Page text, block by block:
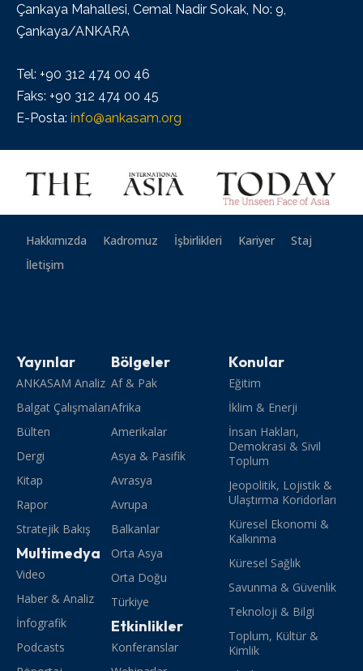
Çankaya Mahallesi, Cemal Nadir Sokak, No: 9,
Çankaya/ANKARA
Tel: +90 312 474 00 46
Faks: +90 312 474 00 45
E-Posta: info@ankasam.org
Hakkımızda Kadromuz İşbirlikleri Kariyer
Staj
İletişim
Yayınlar
ANKASAM Analiz
Balgat Çalışmaları
Bülten
Dergi
Kitap
Rapor
Stratejik Bakış
Multimedya
Video
Haber & Analiz
İnfografik
Podcasts
Bölgeler
Af & Pak
Afrika
Amerikalar
Asya & Pasifik
Avrasya
Avrupa
Balkanlar
Orta Asya
Orta Doğu
Türkiye
Etkinlikler
Konferanslar
Konular
Eğitim
İklim & Enerji
İnsan Hakları,
Demokrasi & Sivil
Toplum
Jeopolitik, Lojistik &
Ulaştırma Koridorları
Küresel Ekonomi &
Kalkınma
Küresel Sağlık
Savunma & Güvenlik
Teknoloji & Bilgi
Toplum, Kültür &
Kimlik